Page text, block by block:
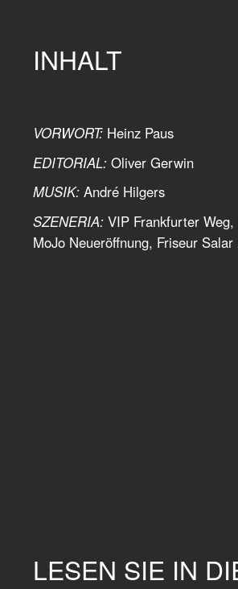
INHALT
VORWORT:Heinz Paus
EDITORIAL: Oliver Gerwin
MUSIK:André Hilgers
SZENERIA: VIP Frankfurter Weg,
MoJo Neueröffnung, Friseur Salar
LESEN SIE IN